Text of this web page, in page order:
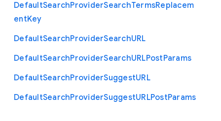
DefaultSearchProviderSearchTermsReplacem
entKey
DefaultSearchProviderSearchURL
DefaultSearchProviderSearchURLPostParams
DefaultSearchProviderSuggestURL
DefaultSearchProviderSuggestURLPostParams